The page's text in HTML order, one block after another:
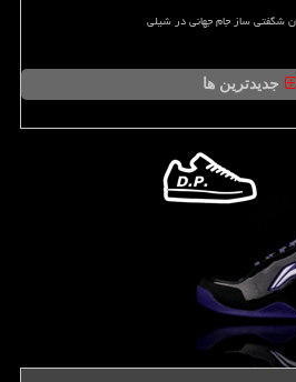
شگفتی ساز جام جهانی در شیلی
جدیدترین ها